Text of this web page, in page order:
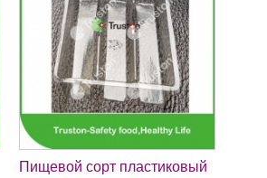
Пищевой сорт пластиковый